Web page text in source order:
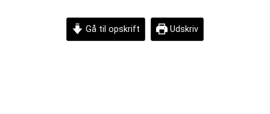
Gå til opskrift Udskriv